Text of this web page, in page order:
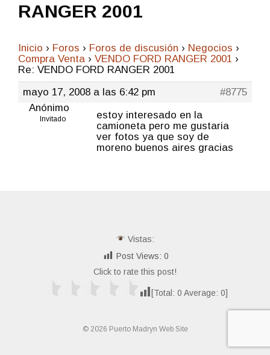
RANGER 2001
Inicio › Foros › Foros de discusión › Negocios ›
Compra Venta › VENDO FORD RANGER 2001 ›
Re: VENDO FORD RANGER 2001
mayo 17, 2008 a las 6:42 pm
#8775
Anónimo
Invitado
estoy interesado en la
camioneta pero me gustaria
ver fotos ya que soy de
moreno buenos aires gracias
Vistas:
Post Views: 0
Click to rate this post!
[Total: 0 Average: 0]
© 2026 Puerto Madryn Web Site